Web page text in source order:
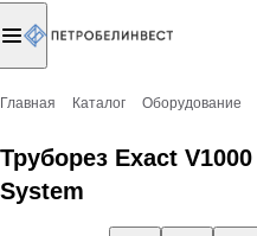
Главная Каталог Оборудование
Труборез Exact V1000
System